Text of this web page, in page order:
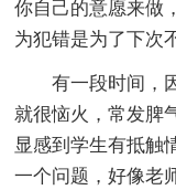
你自己的意愿来做
为犯错是为了下次
有一段时间，
就很恼火，常发脾
显感到学生有抵触
一个问题，好像老